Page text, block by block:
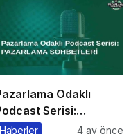
Odaklı
Serisi:
Sohbetleri
Haberler 4 ay önce